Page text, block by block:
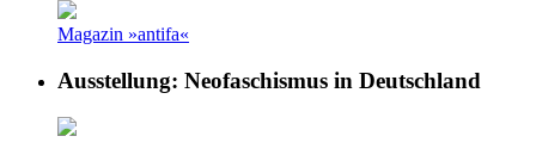
Magazin »antifa«
Ausstellung: Neofaschismus in Deutschland